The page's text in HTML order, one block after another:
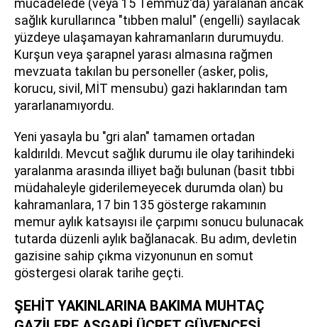
mücadelede (veya 15 Temmuz'da) yaralanan ancak
sağlık kurullarınca "tıbben malul" (engelli) sayılacak
yüzdeye ulaşamayan kahramanların durumuydu.
Kurşun veya şarapnel yarası almasına rağmen
mevzuata takılan bu personeller (asker, polis,
korucu, sivil, MİT mensubu) gazi haklarından tam
yararlanamıyordu.
Yeni yasayla bu "gri alan" tamamen ortadan
kaldırıldı. Mevcut sağlık durumu ile olay tarihindeki
yaralanma arasında illiyet bağı bulunan (basit tıbbi
müdahaleyle giderilemeyecek durumda olan) bu
kahramanlara, 17 bin 135 gösterge rakamının
memur aylık katsayısı ile çarpımı sonucu bulunacak
tutarda düzenli aylık bağlanacak. Bu adım, devletin
gazisine sahip çıkma vizyonunun en somut
göstergesi olarak tarihe geçti.
ŞEHİT YAKINLARINA BAKIMA MUHTAÇ